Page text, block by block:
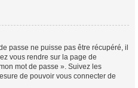
passe ne puisse pas être récupéré, il
vous rendre sur la page de
mot de passe ». Suivez les
de pouvoir vous connecter de